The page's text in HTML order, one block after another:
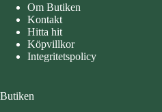
Om Butiken
Kontakt
Hitta hit
Köpvillkor
Integritetspolicy
Butiken